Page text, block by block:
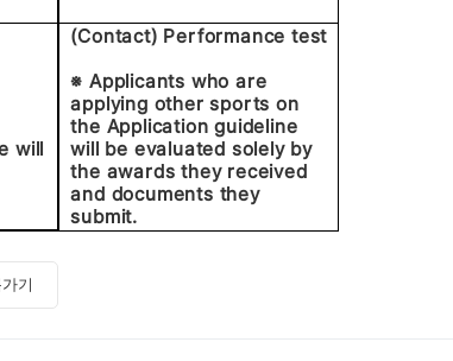
will
(Contact) Performance test
※ Applicants who are
applying other sports on
the Application guideline
will be evaluated solely by
the awards they received
and documents they
submit.
기